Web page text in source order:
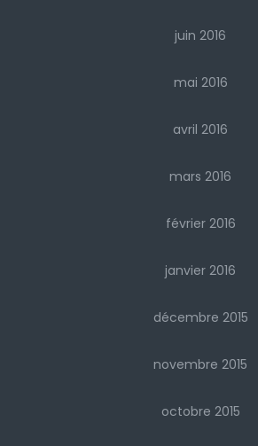
juin 2016
mai 2016
avril 2016
mars 2016
février 2016
janvier 2016
décembre 2015
novembre 2015
octobre 2015